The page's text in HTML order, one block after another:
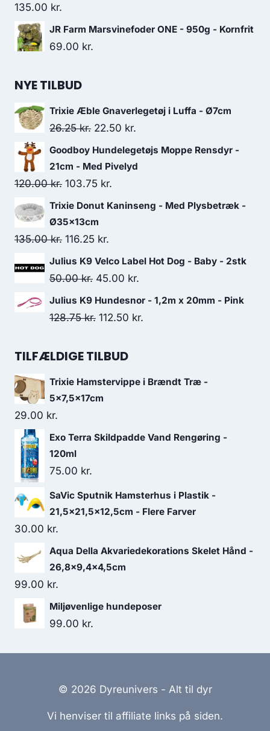
135.00 kr.
JR Farm Marsvinefoder ONE - 950g - Kornfrit
69.00 kr.
NYE TILBUD
Trixie Æble Gnaverlegetøj i Luffa - Ø7cm
26.25kr. Den
oprindelige
pris
var:
26.25 kr..
22.50 kr.
aktuelle
pris
22.50 kr..
Goodboy Hundelegetøjs Moppe Rensdyr -
21cm - Med Pivelyd
120.00kr. Den
oprindelige
pris
var:
120.00 kr..
103.75 kr.
aktuelle
103.75 kr..
Trixie Donut Kaninseng - Med Plysbetræk -
Ø35x13cm
135.00kr. Den
oprindelige
pris
135.00 kr..
116.25 kr.
aktuelle
pris
116.25 kr..
Julius K9 Velco Label Hot Dog - Baby - 2stk
50.00kr. Den
oprindelige
pris
50.00 kr..
45.00 kr.
aktuelle
pris
Julius K9 Hundesnor - 1,2m x 20mm - Pink
128.75kr. Den
pris
128.75 kr..
112.50 kr.
112.50 kr..
TILFÆLDIGE TILBUD
Trixie Hamstervippe i Brændt Træ -
5x7,5x17cm
29.00 kr.
Exo Terra Skildpadde Vand Rengøring -
120ml
75.00 kr.
SaVic Sputnik Hamsterhus i Plastik -
21,5x21,5x12,5cm - Flere Farver
30.00 kr.
Aqua Della Akvariedekorations Skelet Hånd -
26,8x9,4x4,5cm
99.00 kr.
Miljøvenlige hundeposer
99.00 kr.
© 2026 Dyreunivers - Alt til dyr
Vi henviser til affiliate links på siden.